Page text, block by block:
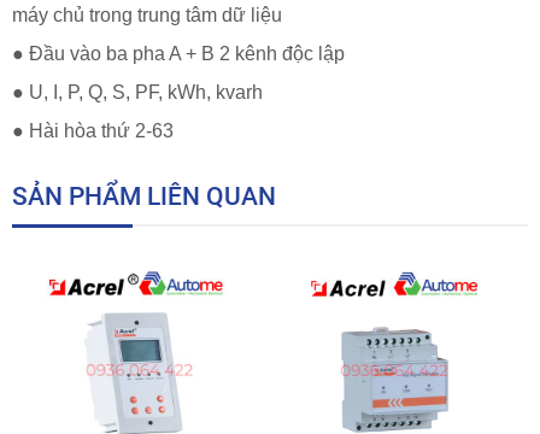
máy chủ trong trung tâm dữ liệu
● Đầu vào ba pha A + B 2 kênh độc lập
● U, I, P, Q, S, PF, kWh, kvarh
● Hài hòa thứ 2-63
SẢN PHẨM LIÊN QUAN